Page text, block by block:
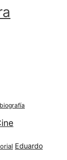
Eduardo